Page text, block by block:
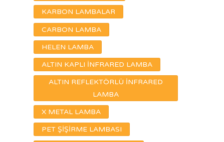
KARBON LAMBALAR
CARBON LAMBA
HELEN LAMBA
ALTIN KAPLI İNFRARED LAMBA
ALTIN REFLEKTÖRLÜ İNFRARED
LAMBA
X METAL LAMBA
PET ŞİŞİRME LAMBASI